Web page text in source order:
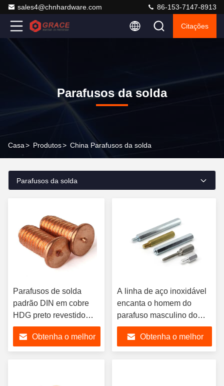
sales4@chnhardware.com 86-153-7147-8913
Citações
Parafusos da solda
Casa> Produtos> China Parafusos da solda
Parafusos da solda
Parafusos de solda
padrão DIN em cobre
HDG preto revestido
com zinco SS304
SS316 para pedido
personalizado em aço
Obtenha o melhor
A linha de aço inoxidável
encanta o homem do
parafuso masculino do
suporte isolador e o
suporte isolador fêmea
Obtenha o melhor